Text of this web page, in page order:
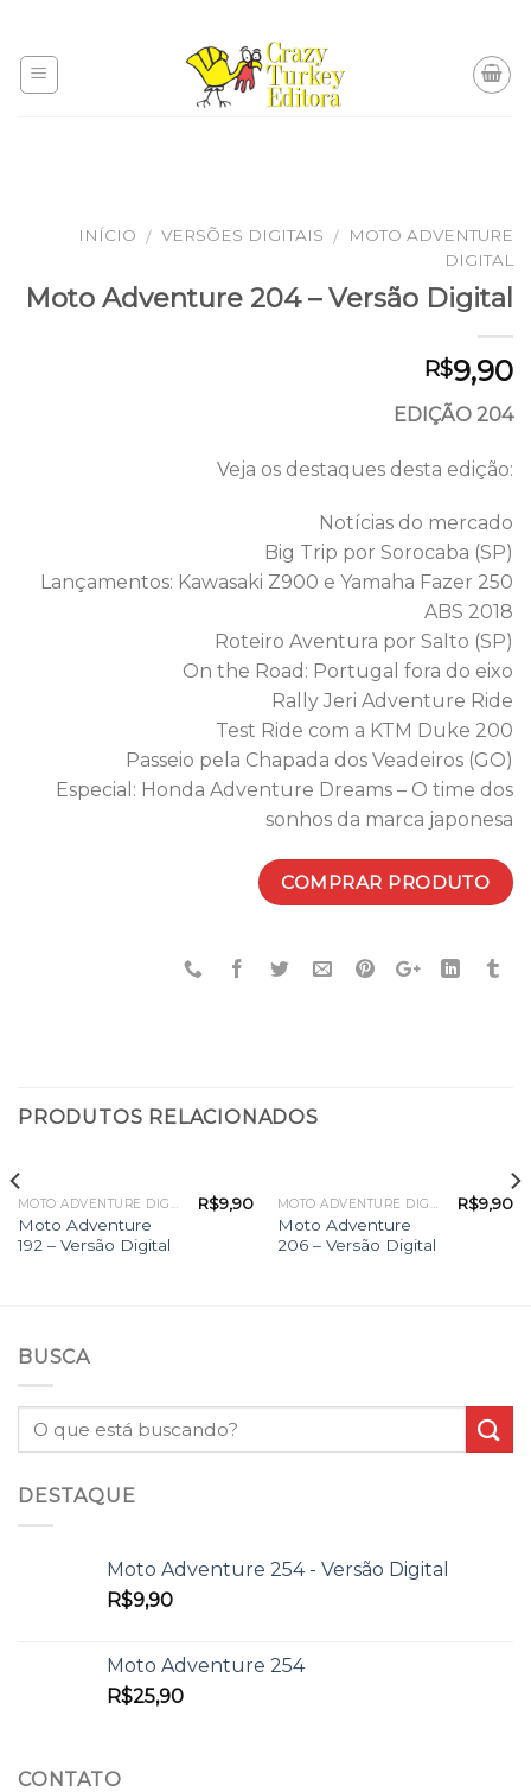
content
INÍCIO / VERSÕES DIGITAIS /
MOTO ADVENTURE
DIGITAL
Moto Adventure 204 – Versão Digital
R$9,90
EDIÇÃO 204
Veja os destaques desta edição:
Notícias do mercado
Big Trip por Sorocaba (SP)
Lançamentos: Kawasaki Z900 e Yamaha Fazer 250
ABS 2018
Roteiro Aventura por Salto (SP)
On the Road: Portugal fora do eixo
Rally Jeri Adventure Ride
Test Ride com a KTM Duke 200
Passeio pela Chapada dos Veadeiros (GO)
Especial: Honda Adventure Dreams – O time dos
sonhos da marca japonesa
COMPRAR PRODUTO
PRODUTOS RELACIONADOS
MOTO ADVENTURE DIGITAL
Moto Adventure
192 – Versão Digital
R$9,90 MOTO ADVENTURE DIGITAL
Moto Adventure
206 – Versão Digital
R$9,90
BUSCA
DESTAQUE
Moto Adventure 254 - Versão Digital
R$9,90
Moto Adventure 254
R$25,90
CONTATO